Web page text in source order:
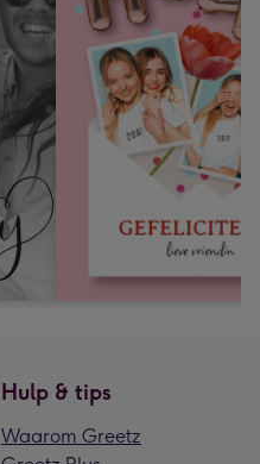
Hulp & tips
Waarom Greetz